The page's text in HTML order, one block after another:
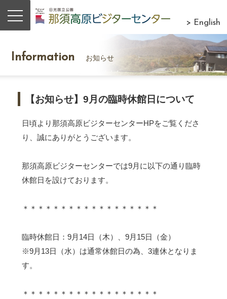
> English
Information お知らせ
【お知らせ】9月の臨時休館日について
日頃より那須高原ビジターセンターHPをご覧くださ
り、誠にありがとうございます。
那須高原ビジターセンターでは9月に以下の通り臨時
休館日を設けております。
＊＊＊＊＊＊＊＊＊＊＊＊＊＊＊＊＊＊
臨時休館日：9月14日（木）、9月15日（金）
※9月13日（水）は通常休館日の為、3連休となりま
す。
＊＊＊＊＊＊＊＊＊＊＊＊＊＊＊＊＊＊